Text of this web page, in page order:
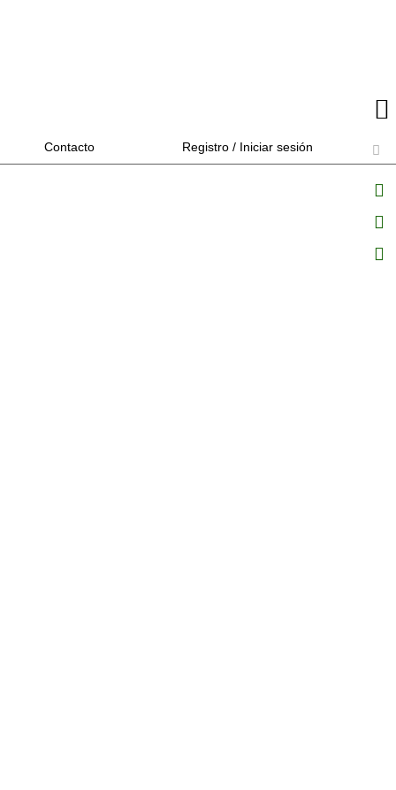
Contacto Registro / Iniciar sesión